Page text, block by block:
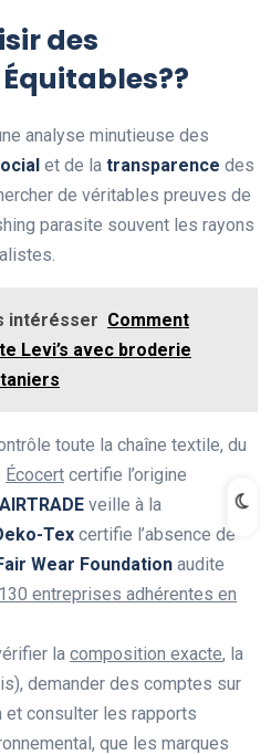
des
analyse minutieuse des
et de la transparence des
de véritables preuves de
parasite souvent les rayons
intérésser Comment
Levi’s avec broderie
toute la chaîne textile, du
Écocert certifie l’origine
veille à la
Tex certifie l’absence de
Wear Foundation audite
130 entreprises adhérentes en
la composition exacte, la
demander des comptes sur
et consulter les rapports
que les marques